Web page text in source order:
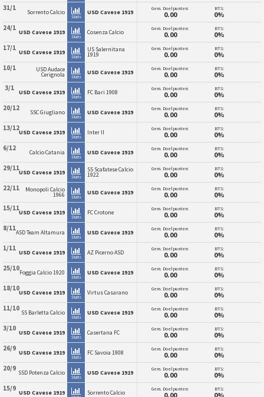
31/1 Sorrento Calcio
Stats
USD Cavese 1919 Gem. Doelpunten:
0.00
BTS:
0%
24/1 USD Cavese 1919
Stats
Cosenza Calcio Gem. Doelpunten:
0.00
BTS:
0%
17/1 USD Cavese 1919
Stats
US Salernitana
1919
Gem. Doelpunten:
0.00
BTS:
0%
10/1 USD Audace
Cerignola Stats
USD Cavese 1919 Gem. Doelpunten:
0.00
BTS:
0%
3/1 USD Cavese 1919
Stats
FC Bari 1908 Gem. Doelpunten:
0.00
BTS:
0%
20/12 SSC Giugliano
Stats
USD Cavese 1919 Gem. Doelpunten:
0.00
BTS:
0%
13/12USD Cavese 1919
Stats
Inter II Gem. Doelpunten:
0.00
BTS:
0%
6/12 Calcio Catania
Stats
USD Cavese 1919 Gem. Doelpunten:
0.00
BTS:
0%
29/11USD Cavese 1919
Stats
SS Scafatese Calcio
1922
Gem. Doelpunten:
0.00
BTS:
0%
22/11 Monopoli Calcio
1966 Stats
USD Cavese 1919 Gem. Doelpunten:
0.00
BTS:
0%
15/11USD Cavese 1919
Stats
FC Crotone Gem. Doelpunten:
0.00
BTS:
0%
8/11ASD Team Altamura
Stats
USD Cavese 1919 Gem. Doelpunten:
0.00
BTS:
0%
1/11 USD Cavese 1919
Stats
AZ Picerno ASD Gem. Doelpunten:
0.00
BTS:
0%
25/10Foggia Calcio 1920
Stats
USD Cavese 1919 Gem. Doelpunten:
0.00
BTS:
0%
18/10USD Cavese 1919
Stats
Virtus Casarano Gem. Doelpunten:
0.00
BTS:
0%
11/10 SS Barletta Calcio
Stats
USD Cavese 1919 Gem. Doelpunten:
0.00
BTS:
0%
3/10 USD Cavese 1919
Stats
Casertana FC Gem. Doelpunten:
0.00
BTS:
0%
26/9 USD Cavese 1919
Stats
FC Savoia 1908 Gem. Doelpunten:
0.00
BTS:
0%
20/9 SSD Potenza Calcio
Stats
USD Cavese 1919 Gem. Doelpunten:
0.00
BTS:
0%
15/9 USD Cavese 1919 Sorrento Calcio Gem. Doelpunten:
0.00
BTS:
0%